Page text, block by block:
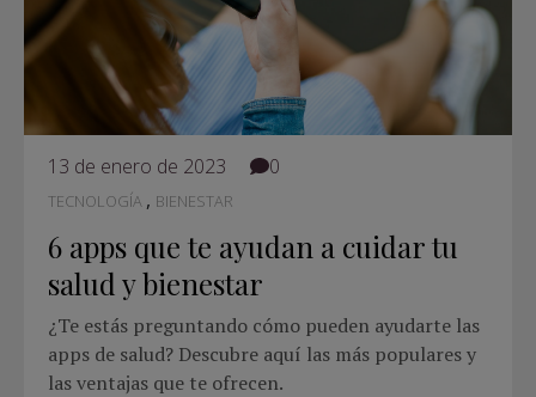
13 de enero de 2023 0
TECNOLOGÍA , BIENESTAR
6 apps que te ayudan a cuidar tu
salud y bienestar
¿Te estás preguntando cómo pueden ayudarte las
apps de salud? Descubre aquí las más populares y
las ventajas que te ofrecen.